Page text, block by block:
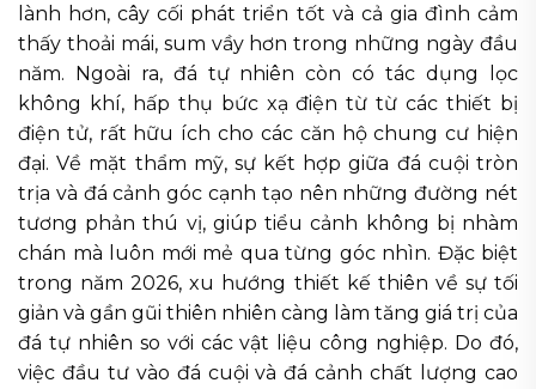
lành hơn, cây cối phát triển tốt và cả gia đình cảm
thấy thoải mái, sum vầy hơn trong những ngày đầu
năm. Ngoài ra, đá tự nhiên còn có tác dụng lọc
không khí, hấp thụ bức xạ điện từ từ các thiết bị
điện tử, rất hữu ích cho các căn hộ chung cư hiện
đại. Về mặt thẩm mỹ, sự kết hợp giữa đá cuội tròn
trịa và đá cảnh góc cạnh tạo nên những đường nét
tương phản thú vị, giúp tiểu cảnh không bị nhàm
chán mà luôn mới mẻ qua từng góc nhìn. Đặc biệt
trong năm 2026, xu hướng thiết kế thiên về sự tối
giản và gần gũi thiên nhiên càng làm tăng giá trị của
đá tự nhiên so với các vật liệu công nghiệp. Do đó,
việc đầu tư vào đá cuội và đá cảnh chất lượng cao